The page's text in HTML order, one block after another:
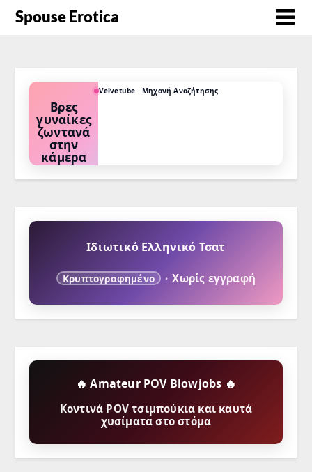
Spouse Erotica
Velvetube · Μηχανή Αναζήτησης
Βρες
γυναίκες
ζωντανά
στην
κάμερα
φετίχ σου ή
Ιδιωτικό Ελληνικό Τσατ
Κρυπτογραφημένο · Χωρίς εγγραφή
🔥 Amateur POV Blowjobs 🔥
Κοντινά POV τσιμπούκια και καυτά
χυσίματα στο στόμα